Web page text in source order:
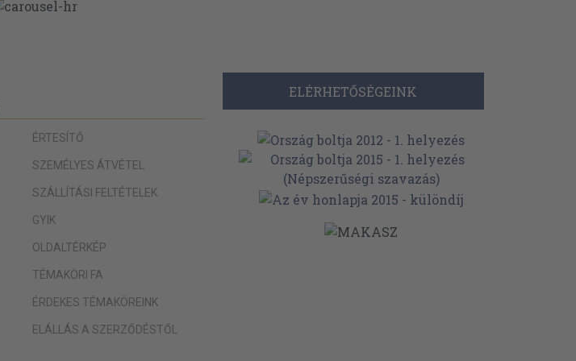
ÉRTESÍTŐ
SZEMÉLYES ÁTVÉTEL
SZÁLLÍTÁSI FELTÉTELEK
GYIK
OLDALTÉRKÉP
TÉMAKÖRI FA
ÉRDEKES TÉMAKÖREINK
ELÁLLÁS A SZERZŐDÉSTŐL
ELÉRHETŐSÉGEINK